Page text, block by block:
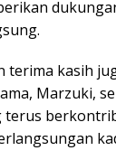
terima kasih
, Marzuki,
terus